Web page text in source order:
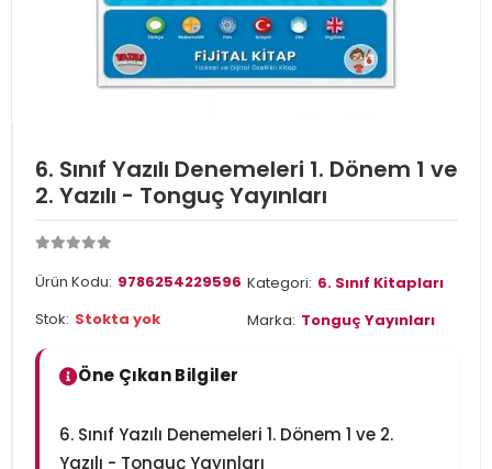
6. Sınıf Yazılı Denemeleri 1. Dönem 1 ve
2. Yazılı - Tonguç Yayınları
Ürün Kodu: 9786254229596 Kategori: 6. Sınıf Kitapları
Stok: Stokta yok Marka: Tonguç Yayınları
Öne Çıkan Bilgiler
6. Sınıf Yazılı Denemeleri 1. Dönem 1 ve 2.
Yazılı - Tonguç Yayınları